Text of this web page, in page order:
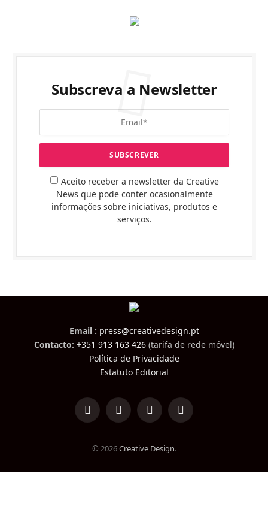
Subscreva a Newsletter
Aceito receber a newsletter da Creative
News que pode conter ocasionalmente
informações sobre iniciativas, produtos e
serviços.
Email : press@creativedesign.pt
Contacto: +351 913 163 426(tarifa de rede móvel)
Política de Privacidade
Estatuto Editorial
LinkedInFacebookInstagramTikTok
© 2026Creative Design.